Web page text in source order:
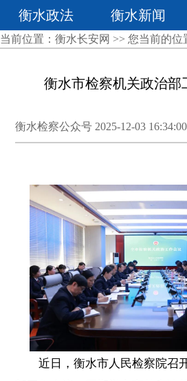
衡水政法 衡水新闻
当前位置： 衡水长安网 >> 您当前的位
衡水市检察机关政治部
衡水检察公众号 2025-12-03 16:34:00
近日，衡水市人民检察院召